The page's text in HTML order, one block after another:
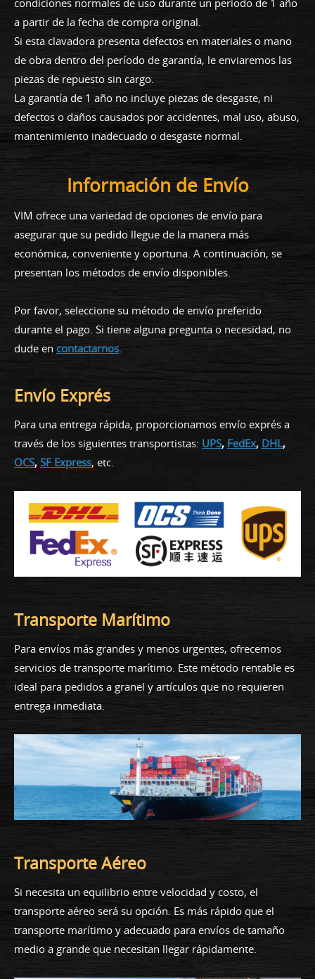
a partir de la fecha de compra original.
Si esta clavadora presenta defectos en materiales o mano
de obra dentro del período de garantía, le enviaremos las
piezas de repuesto sin cargo.
La garantía de 1 año no incluye piezas de desgaste, ni
defectos o daños causados por accidentes, mal uso, abuso,
mantenimiento inadecuado o desgaste normal.
Información de Envío
VIM ofrece una variedad de opciones de envío para
asegurar que su pedido llegue de la manera más
económica, conveniente y oportuna. A continuación, se
presentan los métodos de envío disponibles.
Por favor, seleccione su método de envío preferido
durante el pago. Si tiene alguna pregunta o necesidad, no
dude en contactarnos
Envío Exprés
Para una entrega rápida, proporcionamos envío exprés a
través de los siguientes transportistas: UPS, FedEx, DHL,
OCS, SF Express, etc.
Transporte Marítimo
Para envíos más grandes y menos urgentes, ofrecemos
servicios de transporte marítimo. Este método rentable es
ideal para pedidos a granel y artículos que no requieren
entrega inmediata.
Transporte Aéreo
Si necesita un equilibrio entre velocidad y costo, el
transporte aéreo será su opción. Es más rápido que el
transporte marítimo y adecuado para envíos de tamaño
medio a grande que necesitan llegar rápidamente.